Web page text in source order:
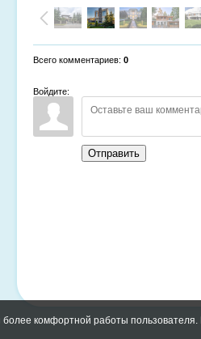
Всего комментариев: 0
Войдите:
Отправить
комфортной работы